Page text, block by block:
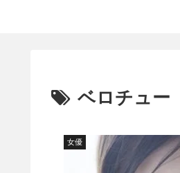
ベロチュ
女優